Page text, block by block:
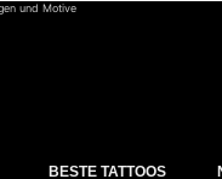
und Motive
BESTE TATTOOS